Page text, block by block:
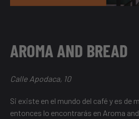
AROMA AND BREAD
Calle Apodaca, 10
Si existe en el mundo del café y es de
entonces lo encontrarás en Aroma